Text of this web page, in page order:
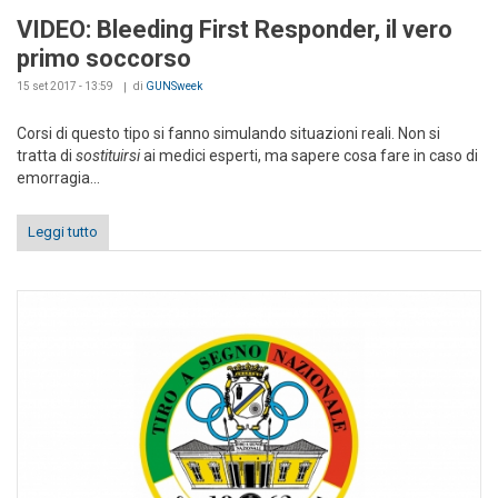
VIDEO: Bleeding First Responder, il vero
primo soccorso
15 set 2017 - 13:59 di GUNSweek
Corsi di questo tipo si fanno simulando situazioni reali. Non si
tratta di sostituirsiai medici esperti, ma sapere cosa fare in caso di
emorragia...
Leggi tutto